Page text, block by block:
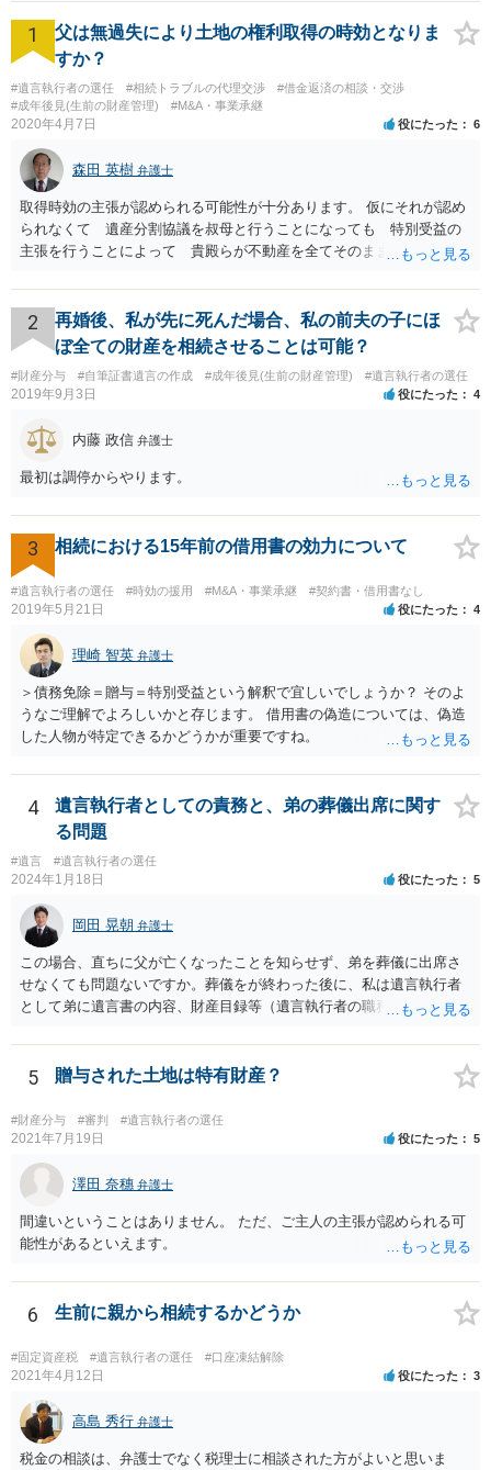
1
父は無過失により土地の権利取得の時効となりま
すか？
#遺言執行者の選任 #相続トラブルの代理交渉
#借金返済の相談・交渉
#成年後見(生前の財産管理)
#M&A・事業承継
2020年4月7日 役にたった 6
森田 英樹 弁護士
取得時効の主張が認められる可能性が十分あります。 仮にそれが認め
られなくて 遺産分割協議を叔母と行うことになっても 特別受益の
主張を行うことによって 貴殿らが不動産を全てそのまま取得できる
2
再婚後、私が先に死んだ場合、私の前夫の子にほ
ぼ全ての財産を相続させることは可能？
#財産分与 #自筆証書遺言の作成 #成年後見(生前の財産管理) #遺言執行者の選任
2019年9月3日 役にたった 4
内藤 政信 弁護士
最初は調停からやります。
3 相続における15年前の借用書の効力について
#遺言執行者の選任 #時効の援用 #M&A・事業承継 #契約書・借用書なし
2019年5月21日 役にたった 4
理崎 智英 弁護士
＞債務免除＝贈与＝特別受益という解釈で宜しいでしょうか？ そのよ
うなご理解でよろしいかと存じます。 借用書の偽造については、偽造
した人物が特定できるかどうかが重要ですね。
4
遺言執行者としての責務と、弟の葬儀出席に関す
る問題
#遺言 #遺言執行者の選任
2024年1月18日 役にたった 5
岡田 晃朝 弁護士
この場合、直ちに父が亡くなったことを知らせず、弟を葬儀に出席さ
せなくても問題ないですか。葬儀をが終わった後に、私は遺言執行者
として弟に遺言書の内容、財産目録等（遺言執行者の職務）を知らせ
るかは喪主の自由です。 呼ばなくてもかまいません。 そもそも、そう
いう法律関係にありません。 遺言の内容と遺産の総額の通知、公正証
で、対応しましょう。 そのあとは遺留分の請求などがあればそれへの
対応となるでしょう。
5 贈与された土地は特有財産？
#財産分与 #審判 #遺言執行者の選任
2021年7月19日 役にたった 5
澤田 奈穗 弁護士
間違いということはありません。 ただ、ご主人の主張が認められる可
能性があるといえます。
6 生前に親から相続するかどうか
#固定資産税 #遺言執行者の選任 #口座凍結解除
2021年4月12日 役にたった 3
高島 秀行 弁護士
税金の相談は、弁護士でなく税理士に相談された方がよいと思いま